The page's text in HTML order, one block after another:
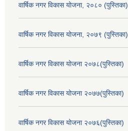
वार्षिक नगर विकास योजना, २०८० (पुस्तिका)
वार्षिक नगर विकास योजना, २०७९ (पुस्तिका)
वार्षिक नगर विकास योजना २०७८(पुस्तिका)
वार्षिक नगर विकास योजना २०७७(पुस्तिका)
वार्षिक नगर विकास योजना २०७६(पुस्तिका)